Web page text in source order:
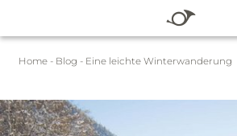
ZIMMER & PREISE
Home - Blog - Eine leichte Winterwanderung